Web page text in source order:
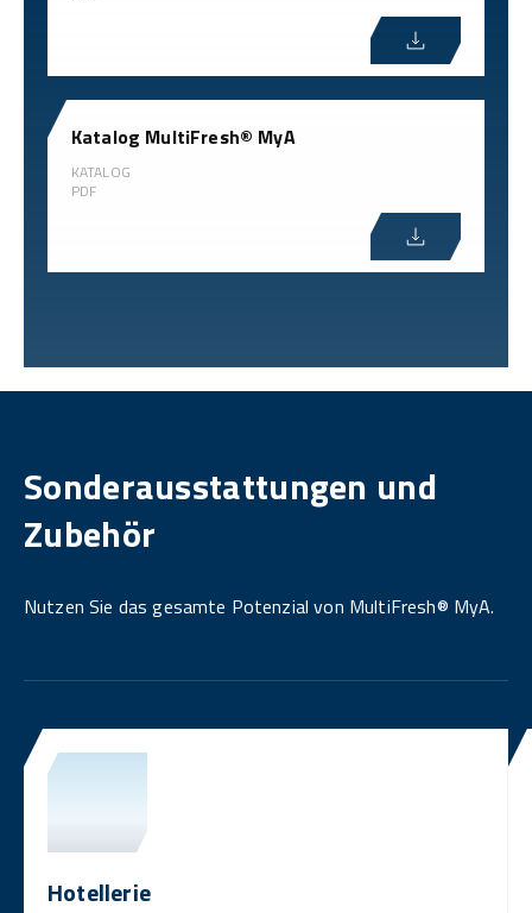
Katalog MultiFresh® MyA
KATALOG
PDF
Sonderausstattungen und
Zubehör
Nutzen Sie das gesamte Potenzial von MultiFresh® MyA.
Hotellerie